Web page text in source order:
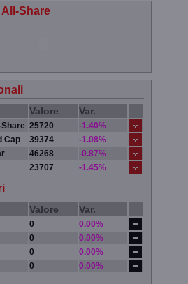
All-Share
Valore Var.
Share 25720
-1.40%
Cap
39374
-1.08%
46268
-0.87%
23707 -1.45%
Valore Var.
0
0.00%
0
0.00%
0
0.00%
0 0.00%